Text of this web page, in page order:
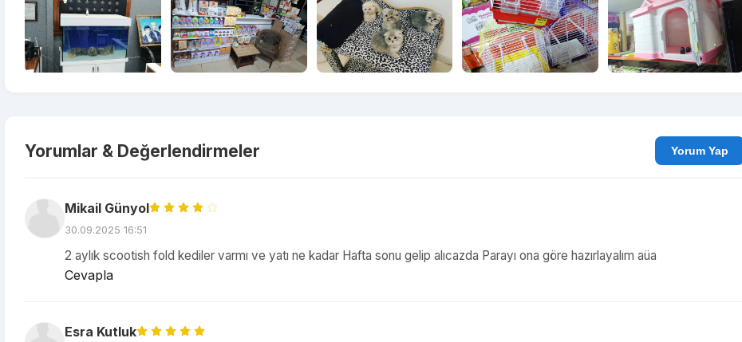
Yorumlar & Değerlendirmeler Yorum Yap
Mikail Günyol
30.09.2025 16:51
2 aylık scootish fold kediler varmı ve yatı ne kadar Hafta sonu gelip alıcazda Parayı ona göre hazırlayalım aüa
Cevapla
Esra Kutluk